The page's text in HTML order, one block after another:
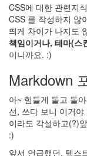
CSS에 대한 관련지
CSS 를 작성하지 않
띄게 차이가 나지도
책임이거나, 테마(스
이니까요. :)
Markdown
아~ 힘들게 돌고 돌
선, 쓰다 보니 이거
이라도 각설하고(?)
:)
앞서 언급했던, 텍스